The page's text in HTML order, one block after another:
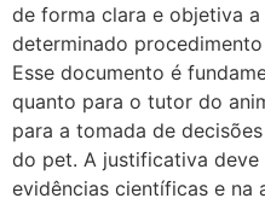
de forma clara e objetiva a
determinado
Esse documento é
quanto para o tutor do
para a tomada de
do pet. A justificativa deve
evidências científicas e na